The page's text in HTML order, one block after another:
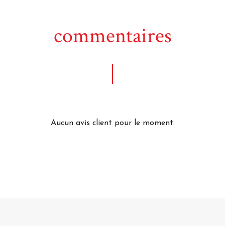
commentaires
Aucun avis client pour le moment.